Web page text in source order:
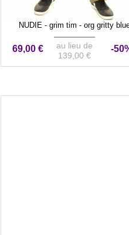
NUDIE - grim tim - org gritty
69,00 €
au lieu de
139,00 €
-